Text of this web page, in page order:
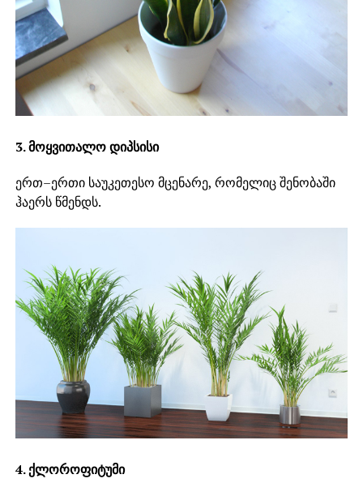
3. მოყვითალო დიპსისი
ერთ–ერთი საუკეთესო მცენარე, რომელიც შენობაში
ჰაერს წმენდს.
4. ქლოროფიტუმი